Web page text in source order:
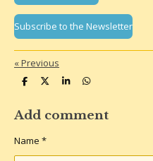
Subscribe to the Newsletter
«Previous
S
r
e
S
r
e
S
r
e
S
r
e
Add comment
Name *